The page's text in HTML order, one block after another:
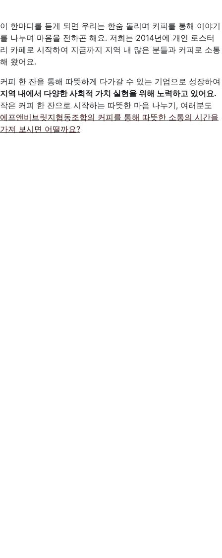
이 한마디를 듣게 되면 우리는 한숨 돌리며 커피를 통해 이야기
를 나누며 마음을 전하곤 해요. 저희는 2014년에 개인 로스터
리 카페로 시작하여 지금까지 지역 내 많은 분들과 커피로 소통
해 왔어요.
커피 한 잔을 통해 따뜻하게 다가갈 수 있는 기업으로 성장하여
지역 내에서 다양한 사회적 가치 실현을 위해 노력하고 있어요.
작은 커피 한 잔으로 시작하는 따뜻한 마음 나누기, 여러분도
에프앤비브릿지협동조합의 커피를 통해 따뜻한 소통의 시간을
가져 보시면 어떨까요?